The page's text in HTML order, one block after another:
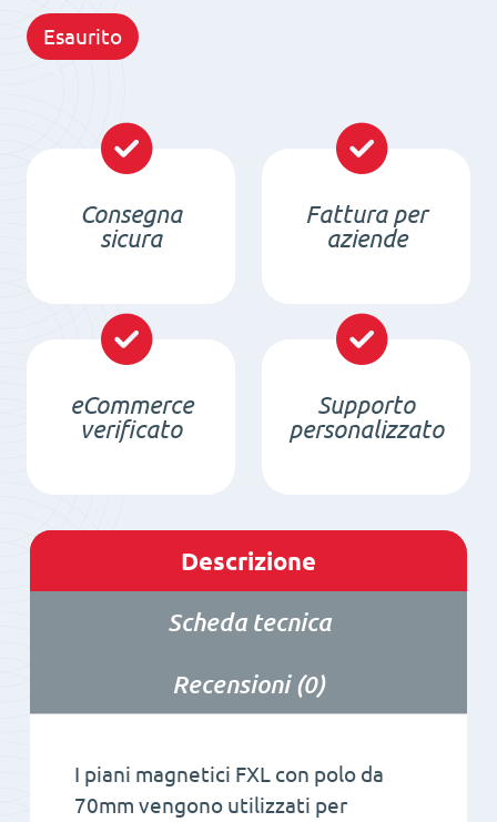
Esaurito
Consegna
sicura
Fattura per
aziende
eCommerce
verificato
Supporto
personalizzato
Descrizione
Scheda tecnica
Recensioni (0)
I piani magnetici FXL con polo da
70mm vengono utilizzati per